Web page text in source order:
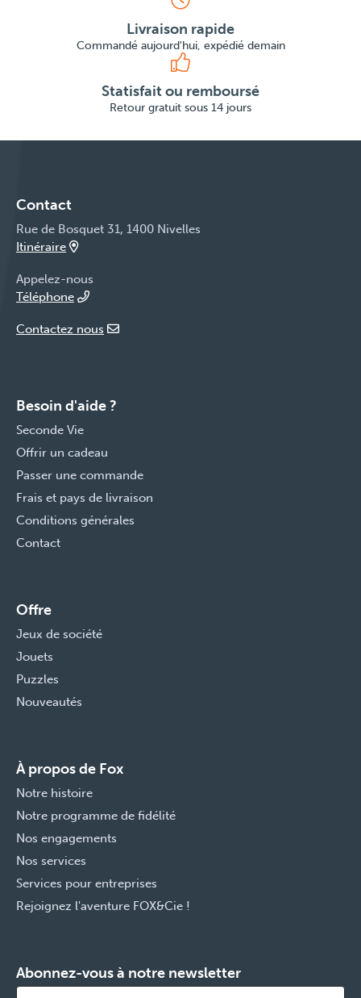
Livraison rapide
Commandé aujourd'hui, expédié demain
Statisfait ou remboursé
Retour gratuit sous 14 jours
Contact
Rue de Bosquet 31, 1400 Nivelles
Itinéraire
Appelez-nous
Téléphone
Contactez nous
Besoin d'aide ?
Seconde Vie
Offrir un cadeau
Passer une commande
Frais et pays de livraison
Conditions générales
Contact
Offre
Jeux de société
Jouets
Puzzles
Nouveautés
À propos de Fox
Notre histoire
Notre programme de fidélité
Nos engagements
Nos services
Services pour entreprises
Rejoignez l'aventure FOX&Cie !
Abonnez-vous à notre newsletter